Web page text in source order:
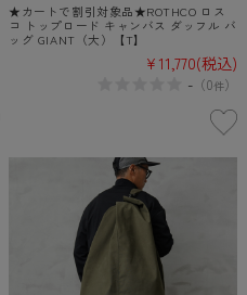
★カートで割引対象品★ROTHCO ロス
コ トップロード キャンバス ダッフル バ
ッグ GIANT（大）【T】
¥11,770(税込)
- （0件）